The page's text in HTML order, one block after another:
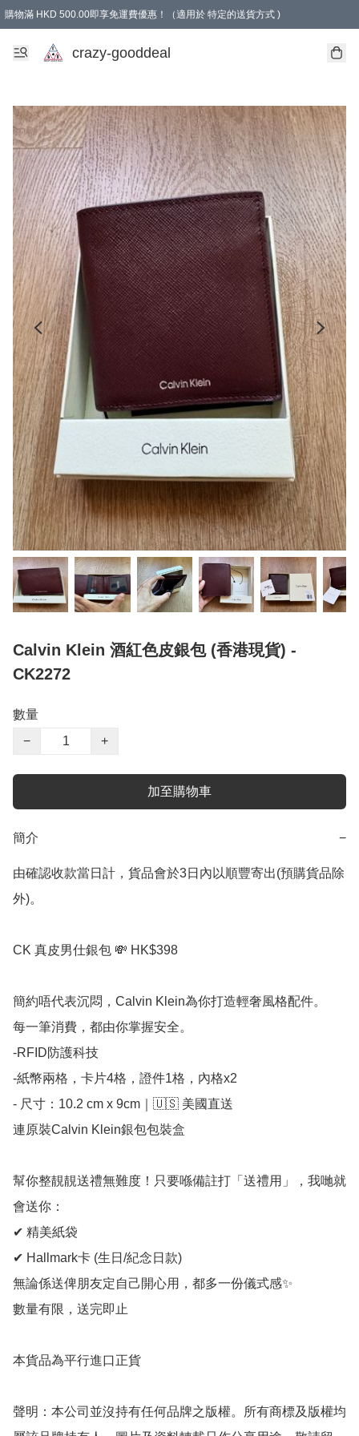
購物滿 HKD 500.00即享免運費優惠！（適用於 特定的送貨方式 )
成為會員可享免費禮品
crazy-gooddeal
Calvin Klein 酒紅色皮銀包 (香港現貨) -
CK2272
數量
−
+
加至購物車
簡介 −
由確認收款當日計，貨品會於3日內以順豐寄出(預購貨品除
外)。
CK 真皮男仕銀包 💸 HK$398
簡約唔代表沉悶，Calvin Klein為你打造輕奢風格配件。
每一筆消費，都由你掌握安全。
-RFID防護科技
-紙幣兩格，卡片4格，證件1格，內格x2
- 尺寸：10.2 cm x 9cm｜🇺🇸 美國直送
連原裝Calvin Klein銀包包裝盒
幫你整靚靚送禮無難度！只要喺備註打「送禮用」，我哋就
會送你：
✔ 精美紙袋
✔ Hallmark卡 (生日/紀念日款)
無論係送俾朋友定自己開心用，都多一份儀式感✨
數量有限，送完即止
本貨品為平行進口正貨
聲明：本公司並沒持有任何品牌之版權。所有商標及版權均